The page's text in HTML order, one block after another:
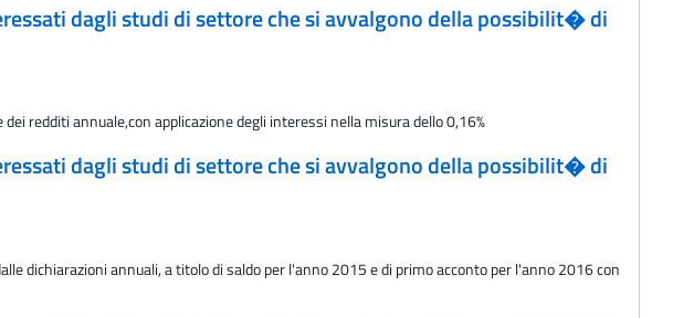
dagli studi di settore che si avvalgono della possibilit� di
redditi annuale,con applicazione degli interessi nella misura dello 0,16%
dagli studi di settore che si avvalgono della possibilit� di
dichiarazioni annuali, a titolo di saldo per l'anno 2015 e di primo acconto per l'anno 2016 con